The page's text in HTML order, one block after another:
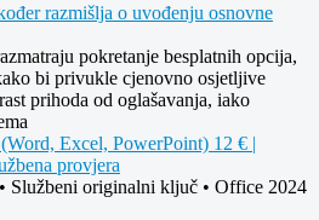
razmišlja o uvođenju osnovne
pokretanje besplatnih opcija,
bi privukle cjenovno osjetljive
prihoda od oglašavanja, iako
Excel, PowerPoint) 12 € |
provjera
Službeni originalni ključ • Office 2024